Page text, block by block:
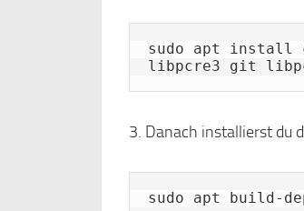
sudo apt install
libpcre3 git
3. Danach installierst du
sudo apt build-